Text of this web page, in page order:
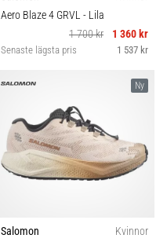
Aero Blaze 4 GRVL - Lila
1 700 kr
1 360 kr
Senaste lägsta pris 1 537 kr
Ny
Salomon
Kvinnor